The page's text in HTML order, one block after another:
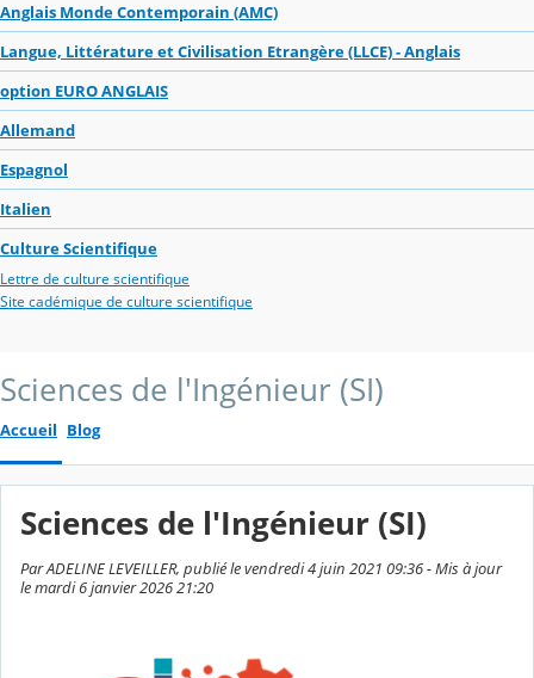
Anglais Monde Contemporain (AMC)
Langue, Littérature et Civilisation Etrangère (LLCE) - Anglais
option EURO ANGLAIS
Allemand
Espagnol
Italien
Culture Scientifique
Lettre de culture scientifique
Site cadémique de culture scientifique
Sciences de l'Ingénieur (SI)
Accueil Blog
Sciences de l'Ingénieur (SI)
Par ADELINE LEVEILLER, publié le vendredi 4 juin 2021 09:36 - Mis à jour
le mardi 6 janvier 2026 21:20